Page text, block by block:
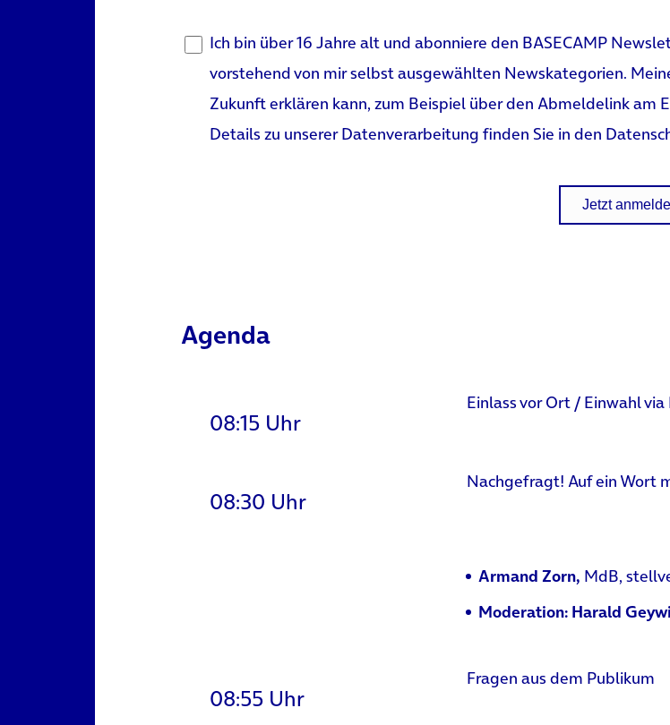
Ich bin über 16 Jahre alt und abonniere den BASECAMP
vorstehend von mir selbst ausgewählten Newskategorien.
Zukunft erklären kann, zum Beispiel über den Abmeldelink am
Details zu unserer Datenverarbeitung finden Sie in den
Jetzt
Agenda
08:15 Uhr
Einlass vor Ort / Einwahl
08:30 Uhr
Nachgefragt! Auf ein Wort
Armand Zorn, MdB,
Moderation: Harald
08:55 Uhr
Fragen aus dem Publikum